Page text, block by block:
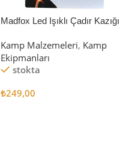
Madfox Led Işıklı Çadır Kazığı
Kamp Malzemeleri, Kamp
Ekipmanları
stokta
₺249,00